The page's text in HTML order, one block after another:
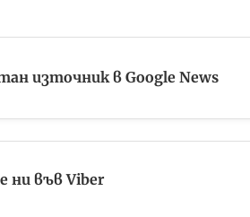
източник в Google News
ни във Viber